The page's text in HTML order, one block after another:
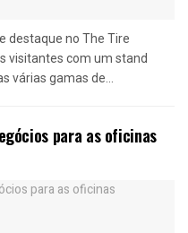
destaque no The Tire
visitantes com um stand
várias gamas de...
para as oficinas